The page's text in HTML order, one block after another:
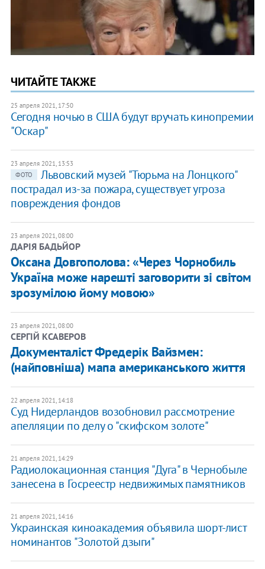
ЧИТАЙТЕ ТАКЖЕ
25 апреля 2021, 17:50
Сегодня ночью в США будут вручать кинопремии
"Оскар"
23 апреля 2021, 13:53
ФОТО
Львовский музей "Тюрьма на Лонцкого"
пострадал из-за пожара, существует угроза
повреждения фондов
23 апреля 2021, 08:00
ДАРІЯ БАДЬЙОР
Оксана Довгополова: «Через Чорнобиль
Україна може нарешті заговорити зі світом
зрозумілою йому мовою»
23 апреля 2021, 08:00
СЕРГІЙ КСАВЕРОВ
Документаліст Фредерік Вайзмен:
(найповніша) мапа американського життя
22 апреля 2021, 14:18
Суд Нидерландов возобновил рассмотрение
апелляции по делу о "скифском золоте"
21 апреля 2021, 14:29
Радиолокационная станция "Дуга" в Чернобыле
занесена в Госреестр недвижимых памятников
21 апреля 2021, 14:16
Украинская киноакадемия объявила шорт-лист
номинантов "Золотой дзыги"